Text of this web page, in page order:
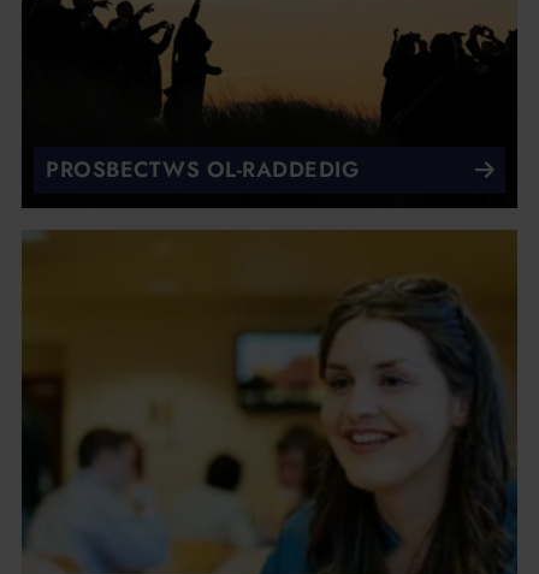
PROSBECTWS OL-RADDEDIG